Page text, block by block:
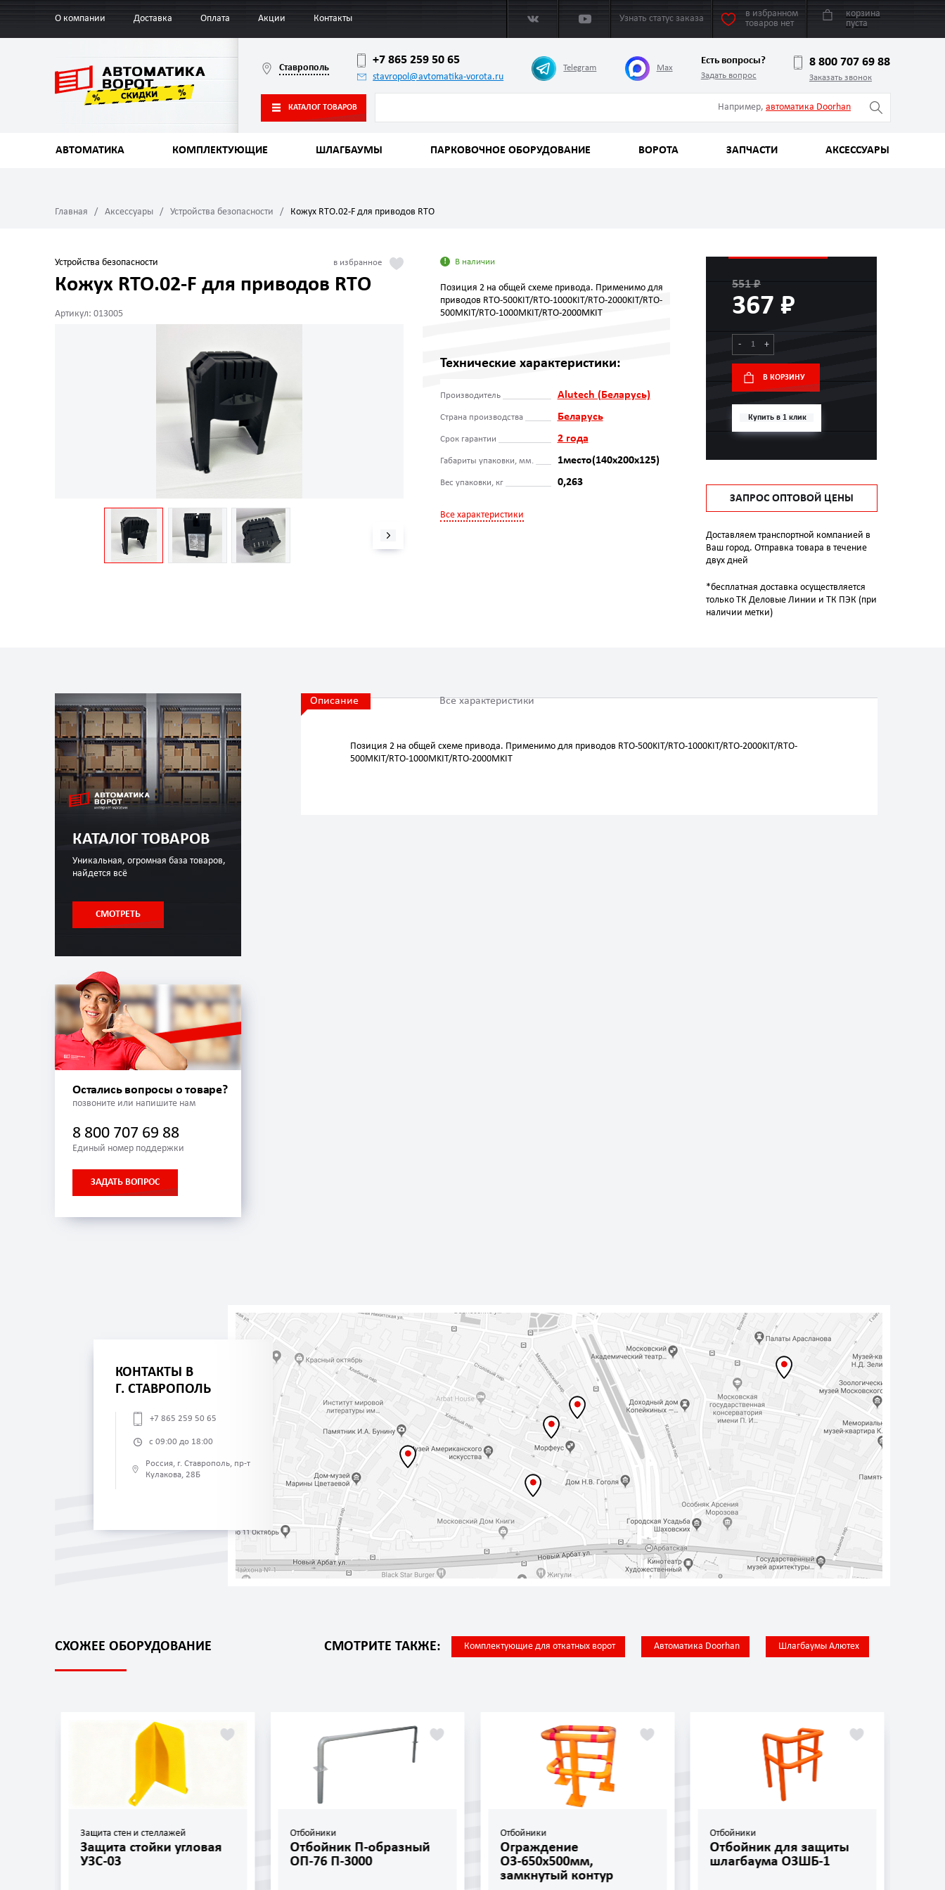
О компании Доставка Оплата Акции Контакты Узнать статус заказа
в избранном
товаров нет
корзина
пуста
Ставрополь
+7 865 259 50 65
stavropol@avtomatika-vorota.ru
Telegram Max
Есть вопросы?
Задать вопрос
8 800 707 69 88
Заказать звонок
КАТАЛОГ ТОВАРОВ Например, автоматика Doorhan
АВТОМАТИКА КОМПЛЕКТУЮЩИЕ ШЛАГБАУМЫ ПАРКОВОЧНОЕ ОБОРУДОВАНИЕ ВОРОТА ЗАПЧАСТИ АКСЕССУАРЫ
Главная Аксессуары Устройства безопасности Кожух RTO.02-F для приводов RTО
Устройства безопасности
Кожух RTO.02-F для приводов RTО
Артикул: 013005
В наличии
Позиция 2 на общей схеме привода. Применимо для
приводов RTО-500KIT/RTО-1000KIT/RTО-2000KIT/RTO-
500MKIT/RTO-1000MKIT/RTO-2000MKIT
Технические характеристики:
Производитель Alutech (Беларусь)
Страна производства Беларусь
Срок гарантии 2 года
Габариты упаковки, мм. 1место(140х200х125)
Вес упаковки, кг 0,263
Все характеристики
551 ₽
367 ₽
- +
В КОРЗИНУ
Купить в 1 клик
ЗАПРОС ОПТОВОЙ ЦЕНЫ
Доставляем транспортной компанией в
Ваш город. Отправка товара в течение
двух дней
*бесплатная доставка осуществляется
только ТК Деловые Линии и ТК ПЭК (при
наличии метки)
КАТАЛОГ ТОВАРОВ
Уникальная, огромная база товаров,
найдется всё
СМОТРЕТЬ
Остались вопросы о товаре?
позвоните или напишите нам
8 800 707 69 88
Единый номер поддержки
ЗАДАТЬ ВОПРОС
Описание Все характеристики
Позиция 2 на общей схеме привода. Применимо для приводов RTО-500KIT/RTО-1000KIT/RTО-2000KIT/RTO-
500MKIT/RTO-1000MKIT/RTO-2000MKIT
КОНТАКТЫ В
Г. СТАВРОПОЛЬ
+7 865 259 50 65
с 09:00 до 18:00
Россия, г. Ставрополь, пр-т
Кулакова, 28Б
СХОЖЕЕ ОБОРУДОВАНИЕ СМОТРИТЕ ТАКЖЕ: Комплектующие для откатных ворот Автоматика Doorhan Шлагбаумы Алютех
Защита стен и стеллажей
Защита стойки угловая
УЗС-03
Отбойники
Отбойник П-образный
ОП-76 П-3000
Отбойники
Ограждение
ОЗ-650х500мм,
замкнутый контур
Отбойники
Отбойник для защиты
шлагбаума ОЗШБ-1